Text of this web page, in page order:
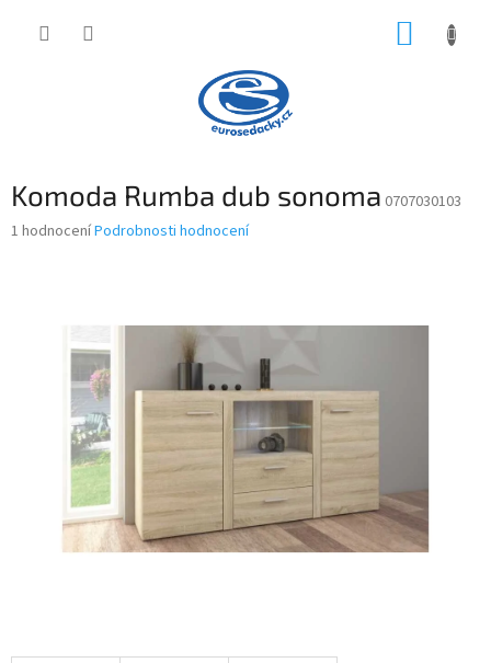
Komoda Rumba dub sonoma 0707030103
Průměrné
hvězdiček.
1 hodnoceníPodrobnosti hodnocení